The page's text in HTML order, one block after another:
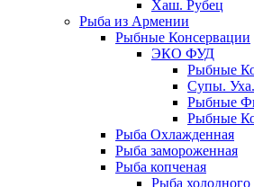
Хаш. Рубец
Рыба из Армении
Рыбные Консервации
ЭКО ФУД
Рыбные
Супы.
Рыбные
Рыбные
Рыба Охлажденная
Рыба замороженная
Рыба копченая
Рыба холодного